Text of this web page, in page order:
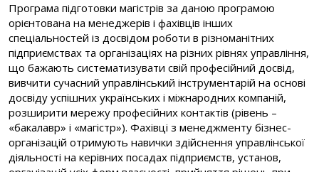
Програма підготовки магістрів за даною програмою
орієнтована на менеджерів і фахівців інших
спеціальностей із досвідом роботи в різноманітних
підприємствах та організаціях на різних рівнях управління,
що бажають систематизувати свій професійний досвід,
вивчити сучасний управлінський інструментарій на основі
досвіду успішних українських і міжнародних компаній,
розширити мережу професійних контактів (рівень –
«бакалавр» і «магістр»). Фахівці з менеджменту бізнес-
організацій отримують навички здійснення управлінської
діяльності на керівних посадах підприємств, установ,